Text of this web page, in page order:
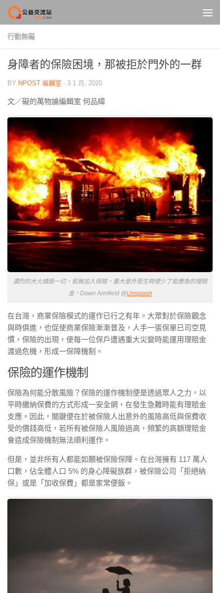
Skip to content
行動無礙
身障者的保險困境，那被拒於門外的一群
BY NPOST 編輯室 · 3 1 月, 2020
文／礙的萬物論編輯室 何品緯
濃烈的大火燒毀一切，若無加入保險，重大意外發生時便少了能應急的理賠
金。Dawn Armfield @Unsplash
在台灣，商業保險模式的運作已行之有年。大眾對於保險觀念
與時俱進，也促使商業保險漸漸普及，人手一張保單已司空見
慣，保險的出現，使每一位保戶遭遇重大災變時能運用理賠金
渡過危機，形成一保障機制。
保險的運作機制
保險為何能分散風險？保險的運作機制便是透過眾人之力，以
平時繳納保費的方式形成一安全網，在發生急難時能有理賠金
支應。因此，關鍵便在於被保險人出意外的風險高低與保費收
受的價錢高低，若所有被保險人風險過高，頻繁的高額理賠金
會造成保險機制無法順利運作。
但是，並非所有人都能如願被保險保障。在台灣擁有 117 萬人
口數，佔全體人口 5% 的身心障礙族群，被保險公司「拒絕納
保」或是「加收保費」都是家常便飯。